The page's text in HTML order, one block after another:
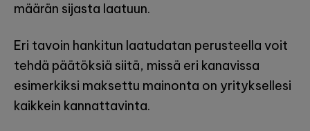
määrän sijasta laatuun.
Eri tavoin hankitun laatudatan perusteella voit
tehdä päätöksiä siitä, missä eri kanavissa
esimerkiksi maksettu mainonta on yrityksellesi
kaikkein kannattavinta.